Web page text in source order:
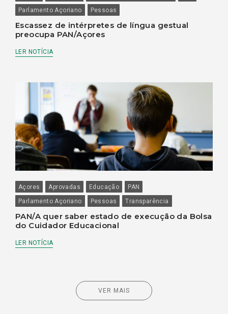
Parlamento Açoriano
Pessoas
Escassez de intérpretes de língua gestual
preocupa PAN/Açores
LER NOTÍCIA
Açores Aprovadas Educação
PAN
Parlamento Açoriano
Pessoas Transparência
PAN/A quer saber estado de execução da Bolsa
do Cuidador Educacional
LER NOTÍCIA
VER MAIS